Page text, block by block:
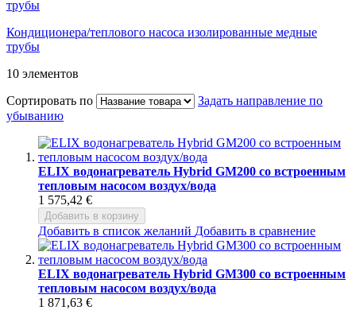
Кондиционера/теплового насоса изолированные медные
трубы
10 элементов
Сортировать по
Задать направление по
убыванию
ELIX водонагреватель Hybrid GM200 со встроенным
тепловым насосом воздух/вода
1 575,42 €
Добавить в корзину
Добавить в список желаний Добавить в сравнение
ELIX водонагреватель Hybrid GM300 со встроенным
тепловым насосом воздух/вода
1 871,63 €